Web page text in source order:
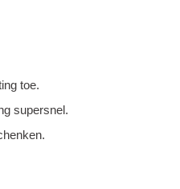
toe.
supersnel.